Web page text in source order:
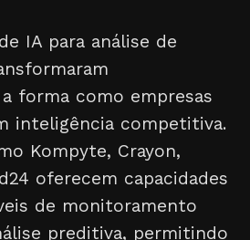
IA para análise de
forma como empresas
inteligência competitiva.
Kompyte, Crayon,
oferecem capacidades
de monitoramento
preditiva, permitindo